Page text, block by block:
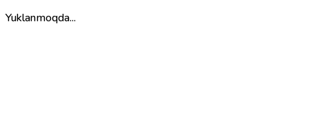
Yuklanmoqda...